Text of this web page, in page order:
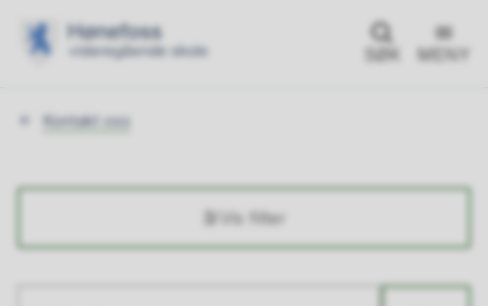
SØK MENY
Du
Kontakt oss
Vis filter